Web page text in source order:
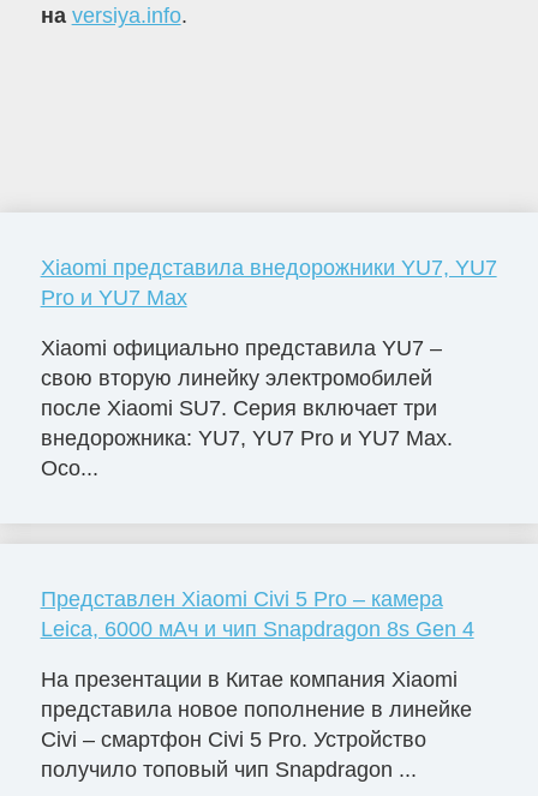
на versiya.info.
Xiaomi представила внедорожники YU7, YU7
Pro и YU7 Max
Xiaomi официально представила YU7 –
свою вторую линейку электромобилей
после Xiaomi SU7. Серия включает три
внедорожника: YU7, YU7 Pro и YU7 Max.
Осо...
Представлен Xiaomi Civi 5 Pro – камера
Leica, 6000 мАч и чип Snapdragon 8s Gen 4
На презентации в Китае компания Xiaomi
представила новое пополнение в линейке
Civi – смартфон Civi 5 Pro. Устройство
получило топовый чип Snapdragon ...